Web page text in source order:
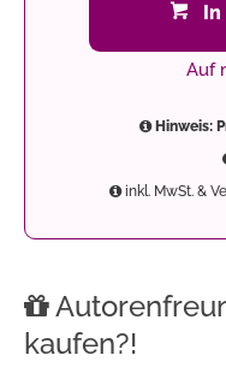
In
Auf
Hinweis:
inkl. MwSt. &
kaufen?!